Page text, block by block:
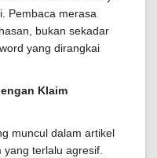
Pembaca merasa
bukan sekadar
yang dirangkai
Klaim
muncul dalam artikel
yang terlalu agresif.